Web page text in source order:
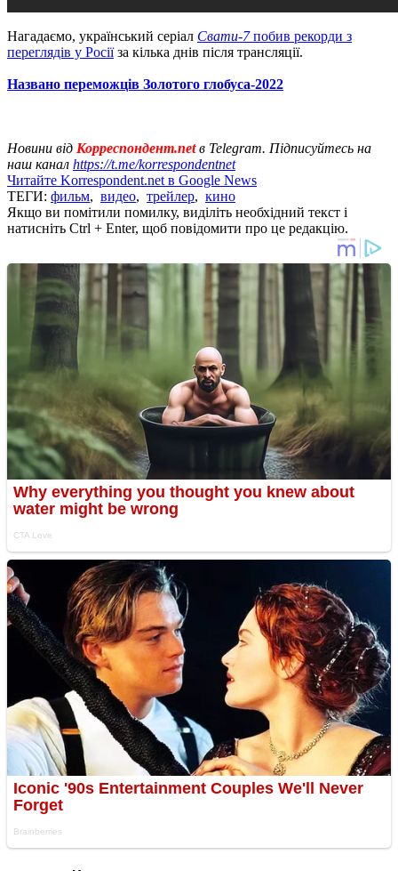
Нагадаємо, український серіал Свати-7побив рекорди з
переглядів у Росіїза кілька днів після трансляції.
Названо переможців Золотого глобуса-2022
Новини від Корреспондент.netв Telegram. Підписуйтесь на
наш канал https://t.me/korrespondentnet
Читайте Korrespondent.net в Google News
ТЕГИ: фильм, видео, трейлер, кино
Якщо ви помітили помилку, виділіть необхідний текст і
натисніть Ctrl + Enter, щоб повідомити про це редакцію.